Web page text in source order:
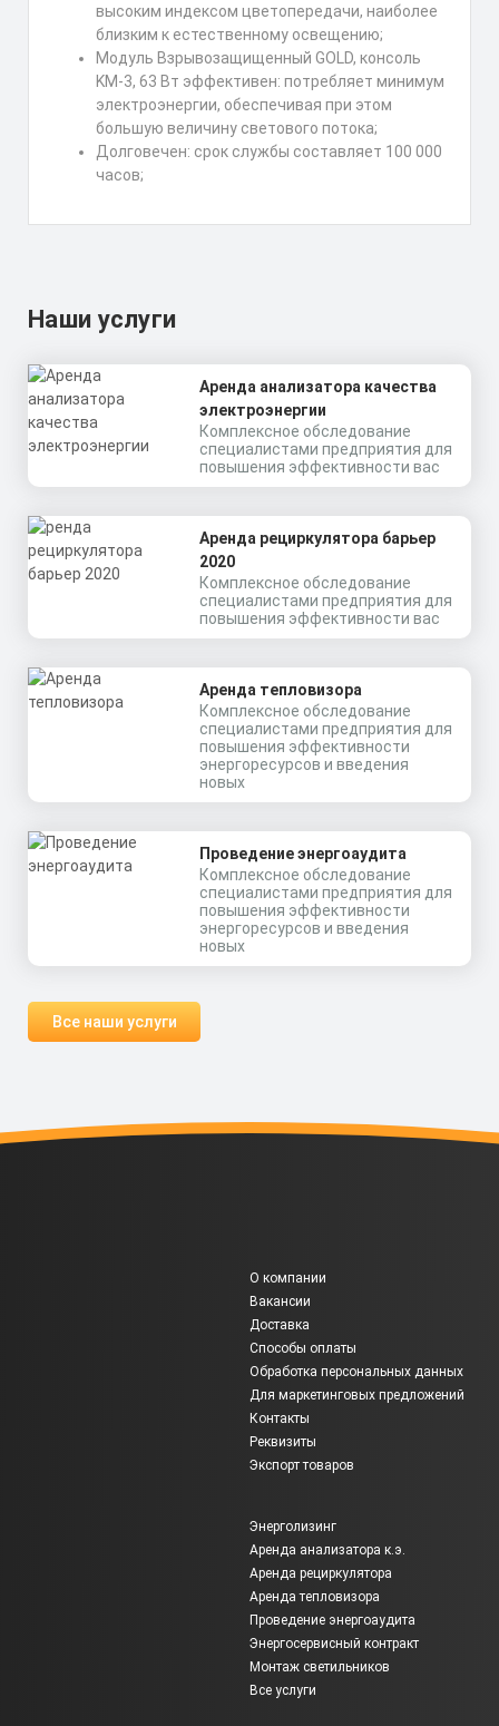
высоким индексом цветопередачи, наиболее
близким к естественному освещению;
Модуль Взрывозащищенный GOLD, консоль
KM-3, 63 Вт эффективен: потребляет минимум
электроэнергии, обеспечивая при этом
большую величину светового потока;
Долговечен: срок службы составляет 100 000
часов;
Наши услуги
Аренда анализатора качества
электроэнергии
Комплексное обследование
специалистами предприятия для
повышения эффективности вас
Аренда рециркулятора барьер
2020
Комплексное обследование
специалистами предприятия для
повышения эффективности вас
Аренда тепловизора
Комплексное обследование
специалистами предприятия для
повышения эффективности
энергоресурсов и введения
новых
Проведение энергоаудита
Комплексное обследование
специалистами предприятия для
повышения эффективности
энергоресурсов и введения
новых
Все наши услуги
О компании
Вакансии
Доставка
Способы оплаты
Обработка персональных данных
Для маркетинговых предложений
Контакты
Реквизиты
Экспорт товаров
Энерголизинг
Аренда анализатора к.э.
Аренда рециркулятора
Аренда тепловизора
Проведение энергоаудита
Энергосервисный контракт
Монтаж светильников
Все услуги